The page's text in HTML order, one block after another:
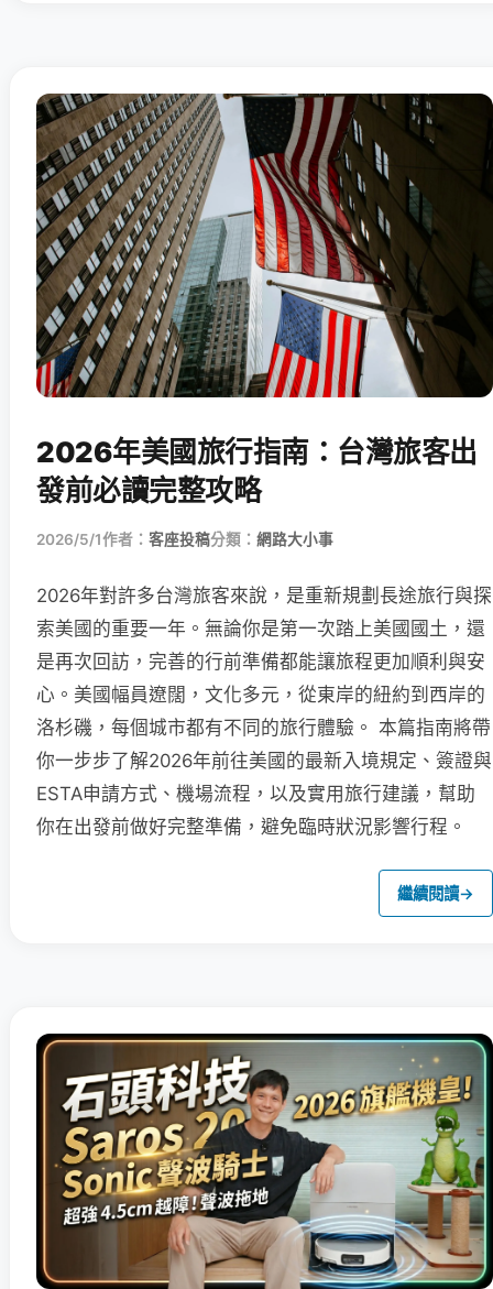
2026年美國旅行指南：台灣旅客出
發前必讀完整攻略
2026/5/1作者： 客座投稿分類： 網路大小事
2026年對許多台灣旅客來說，是重新規劃長途旅行與探
索美國的重要一年。無論你是第一次踏上美國國土，還
是再次回訪，完善的行前準備都能讓旅程更加順利與安
心。美國幅員遼闊，文化多元，從東岸的紐約到西岸的
洛杉磯，每個城市都有不同的旅行體驗。 本篇指南將帶
你一步步了解2026年前往美國的最新入境規定、簽證與
ESTA申請方式、機場流程，以及實用旅行建議，幫助
你在出發前做好完整準備，避免臨時狀況影響行程。
繼續閱讀→